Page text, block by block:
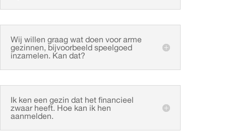
Wij willen graag wat doen voor arme
gezinnen, bijvoorbeeld speelgoed
inzamelen. Kan dat?
Ik ken een gezin dat het financieel
zwaar heeft. Hoe kan ik hen
aanmelden.